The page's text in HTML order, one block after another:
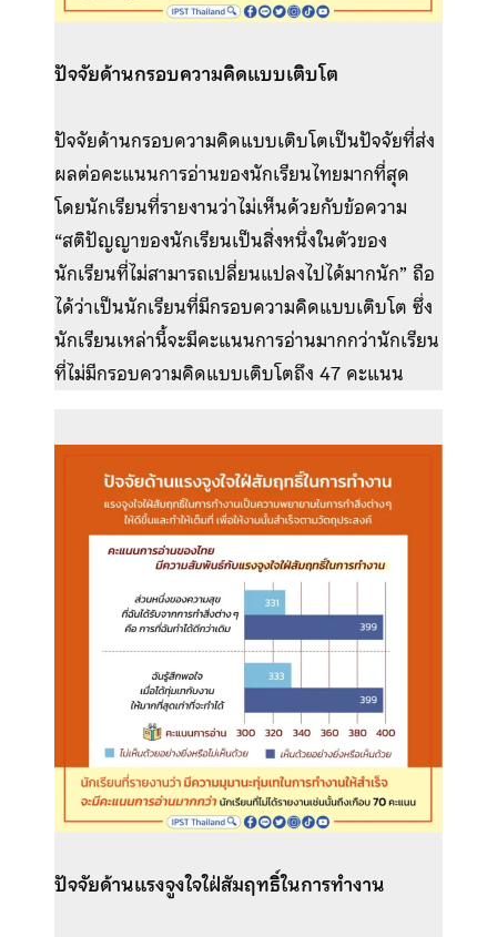
ปัจจัยด้านกรอบความคิดแบบเติบโต
ปัจจัยด้านกรอบความคิดแบบเติบโตเป็นปัจจัยที่ส่ง
ผลต่อคะแนนการอ่านของนักเรียนไทยมากที่สุด
โดยนักเรียนที่รายงานว่าไม่เห็นด้วยกับข้อความ
“สติปัญญาของนักเรียนเป็นสิ่งหนึ่งในตัวของ
นักเรียนที่ไม่สามารถเปลี่ยนแปลงไปได้มากนัก” ถือ
ได้ว่าเป็นนักเรียนที่มีกรอบความคิดแบบเติบโต ซึ่ง
นักเรียนเหล่านี้จะมีคะแนนการอ่านมากกว่านักเรียน
ที่ไม่มีกรอบความคิดแบบเติบโตถึง 47 คะแนน
ปัจจัยด้านแรงจูงใจใฝ่สัมฤทธิ์ในการทำงาน